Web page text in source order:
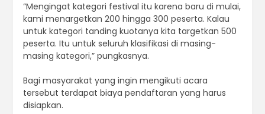
“Mengingat kategori festival itu karena baru di mulai,
kami menargetkan 200 hingga 300 peserta. Kalau
untuk kategori tanding kuotanya kita targetkan 500
peserta. Itu untuk seluruh klasifikasi di masing-
masing kategori,” pungkasnya.
Bagi masyarakat yang ingin mengikuti acara
tersebut terdapat biaya pendaftaran yang harus
disiapkan.